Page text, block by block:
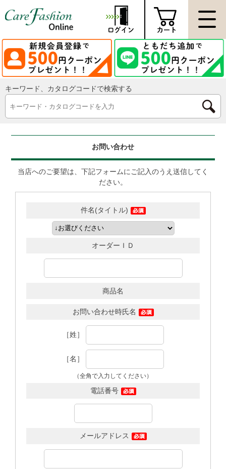
キーワード、カタログコードで検索する
お問い合わせ
当店へのご要望は、下記フォームにご記入のうえ送信してく
ださい。
件名(タイトル)
オーダーＩＤ
商品名
お問い合わせ時氏名
［姓］
［名］
（全角で入力してください）
電話番号
メールアドレス